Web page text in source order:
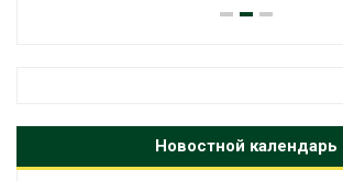
Новостной календарь